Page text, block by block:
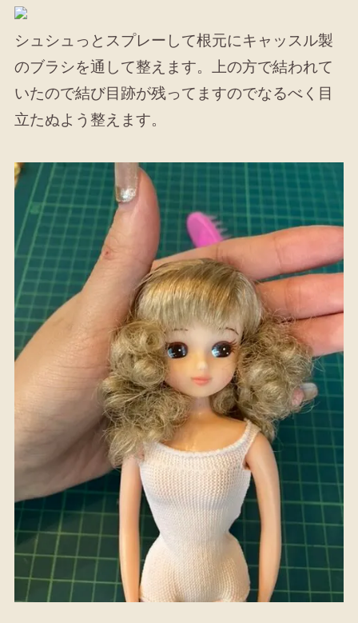
シュシュっとスプレーして根元にキャッスル製
のブラシを通して整えます。上の方で結われて
いたので結び目跡が残ってますのでなるべく目
立たぬよう整えます。